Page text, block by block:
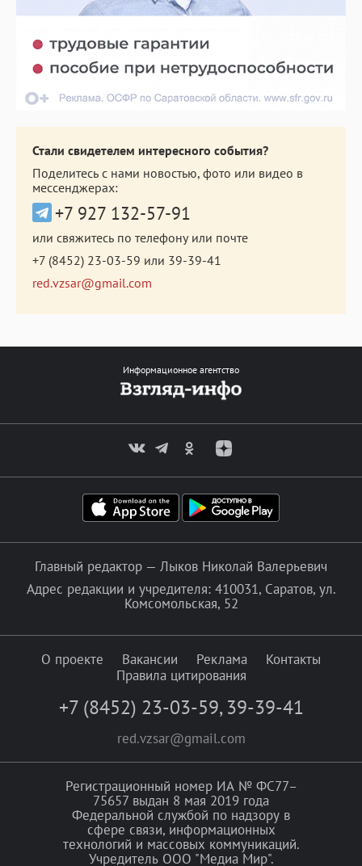
Стали свидетелем интересного события?
Поделитесь с нами новостью, фото или видео в
мессенджерах:
+7 927 132-57-91
или свяжитесь по телефону или почте
+7 (8452) 23-03-59 или 39-39-41
red.vzsar@gmail.com
Информационное агентство
Главный редактор — Лыков Николай Валерьевич
Адрес редакции и учредителя: 410031, Саратов, ул.
Комсомольская, 52
О проекте Вакансии Реклама
Контакты
Правила цитирования
+7 (8452) 23-03-59, 39-39-41
red.vzsar@gmail.com
Регистрационный номер ИА № ФС77–
75657 выдан 8 мая 2019 года
Федеральной службой по надзору в
сфере связи, информационных
технологий и массовых коммуникаций.
Учредитель ООО "Медиа Мир".